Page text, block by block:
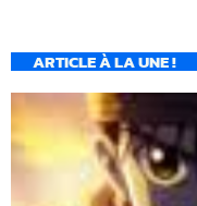
ARTICLE À LA UNE !